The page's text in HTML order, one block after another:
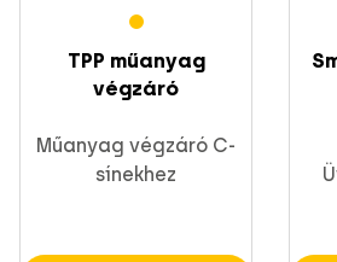
TPP műanyag
végzáró
Műanyag végzáró C-
sínekhez